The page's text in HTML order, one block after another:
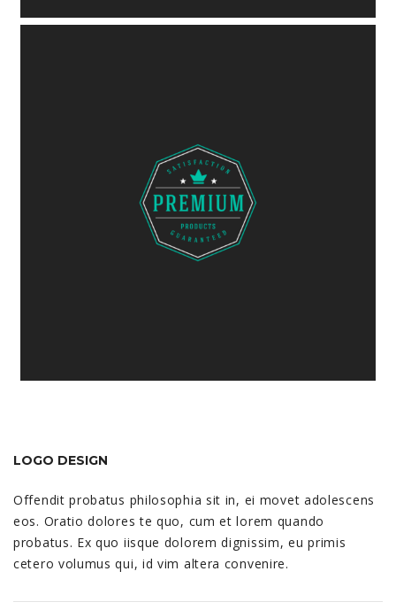
LOGO DESIGN
Offendit probatus philosophia sit in, ei movet adolescens
eos. Oratio dolores te quo, cum et lorem quando
probatus. Ex quo iisque dolorem dignissim, eu primis
cetero volumus qui, id vim altera convenire.